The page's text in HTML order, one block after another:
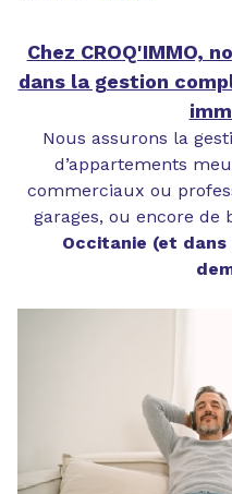
LOCATIONS
GESTION
NOUS
CONTACTER
Chez CROQ'IMMO,
dans la gestion
Nous assurons la
d’appartements
commerciaux ou
garages, ou encore de
Occitanie (et